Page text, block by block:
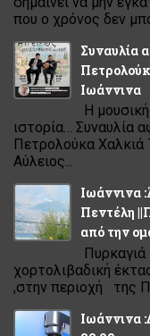
που ο χρόνος δεν
Συναυλία
Ιωάννινα
Η
ιστορία… Συναυλία
Πετρολούκα
Αύλειος...
Ιωάννινα
Πεντέλη
από την
χορτολιβαδική
,στην περιοχή της
Ιωάννινα